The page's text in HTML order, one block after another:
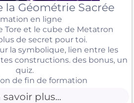
la Géométrie Sacrée
en ligne
Tore et le cube de Metatron
de secret pour toi.
la symbolique, lien entre les
constructions. des bonus, un
quiz.
de fin de formation
savoir plus...